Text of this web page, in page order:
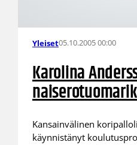
Yleiset05.10.2005 00:00
Karolina
Kansainvälinen
käynnistänyt